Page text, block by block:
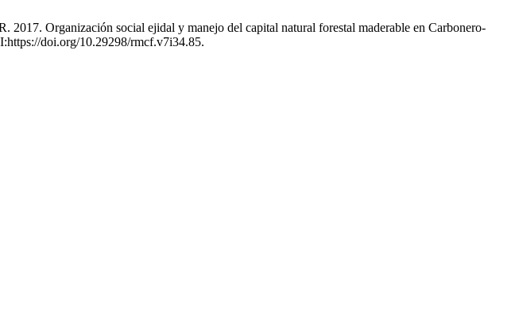
Organización social ejidal y manejo del capital natural forestal maderable en Carbonero-
doi.org/10.29298/rmcf.v7i34.85.